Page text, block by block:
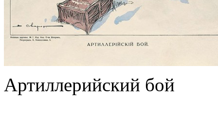
Артиллерийский бой